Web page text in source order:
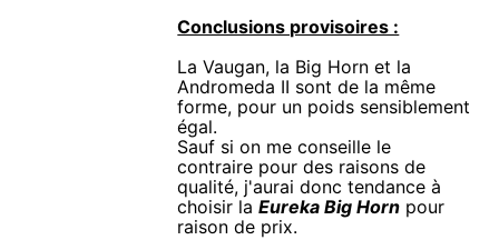
Conclusions provisoires :
La Vaugan, la Big Horn et la
Andromeda II sont de la même
forme, pour un poids sensiblement
égal.
Sauf si on me conseille le
contraire pour des raisons de
qualité, j'aurai donc tendance à
choisir laEureka Big Horn pour
raison de prix.